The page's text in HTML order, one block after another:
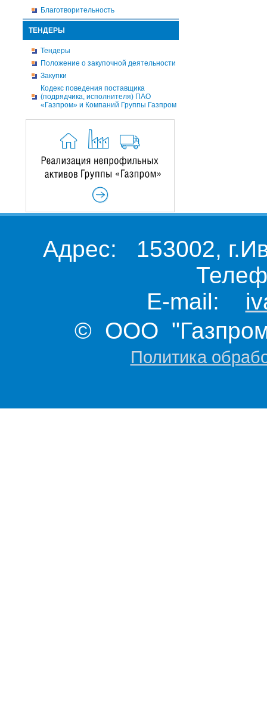
Благотворительность
ТЕНДЕРЫ
Тендеры
Положение о закупочной деятельности
Закупки
Кодекс поведения поставщика
(подрядчика, исполнителя) ПАО
«Газпром» и Компаний Группы Газпром
Адрес: 153002,
E-mail:
© ООО "Газпром
Политика